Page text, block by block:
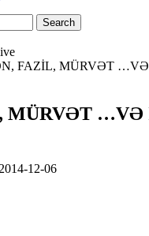
FAZİL, MÜRVƏT …VƏ
MÜRVƏT …VƏ
2014-12-06